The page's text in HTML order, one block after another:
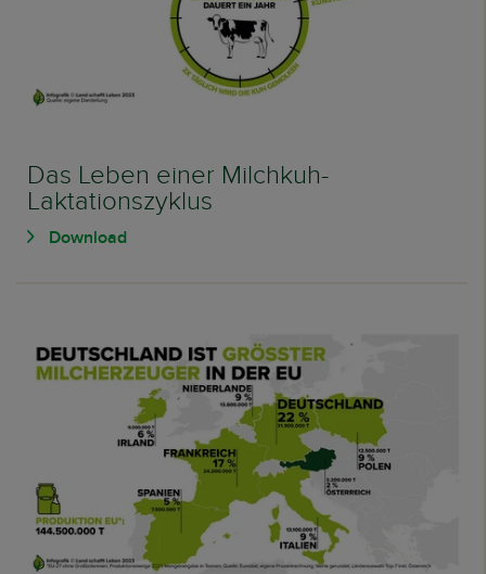
Das Leben einer Milchkuh-
Laktationszyklus
Download